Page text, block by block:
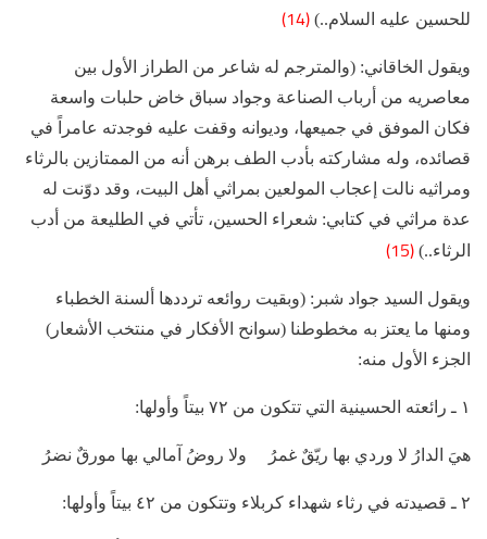
للحسين عليه‌ السلام..) (14)
ويقول الخاقاني: (والمترجم له شاعر من الطراز الأول بين
معاصريه من أرباب الصناعة وجواد سباق خاض حلبات واسعة
فكان الموفق في جميعها، وديوانه وقفت عليه فوجدته عامراً في
قصائده، وله مشاركته بأدب الطف برهن أنه من الممتازين بالرثاء
ومراثيه نالت إعجاب المولعين بمراثي أهل البيت، وقد دوّنت له
عدة مراثي في كتابي: شعراء الحسين، تأتي في الطليعة من أدب
الرثاء..) (15)
ويقول السيد جواد شبر: (وبقيت روائعه ترددها ألسنة الخطباء
ومنها ما يعتز به مخطوطنا (سوانح الأفكار في منتخب الأشعار)
الجزء الأول منه:
١ ـ رائعته الحسينية التي تتكون من ٧٢ بيتاً وأولها:
هيَ الدارُ لا وردي بها ريّقٌ غمرُ ولا روضُ آمالي بها مورقٌ نضرُ
٢ ـ قصيدته في رثاء شهداء كربلاء وتتكون من ٤٢ بيتاً وأولها: